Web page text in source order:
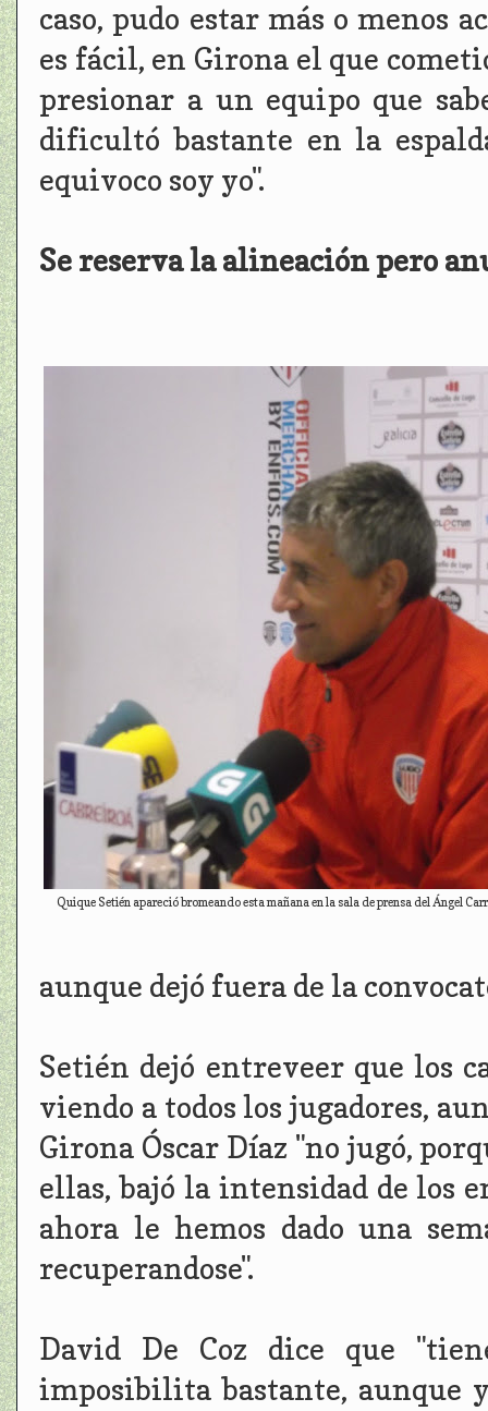
caso, pudo estar más o menos
es fácil, en Girona el que
presionar a un equipo que
dificultó bastante en la
equivoco soy yo".
Se reserva la alineación pero
Quique Setién apareció bromeando esta mañana en la sala de prensa del Ángel
aunque dejó fuera de la
Setién dejó entreveer que los
viendo a todos los jugadores,
Girona Óscar Díaz "no jugó,
ellas, bajó la intensidad de los
ahora le hemos dado una
recuperandose".
David De Coz dice que
imposibilita bastante, aunque